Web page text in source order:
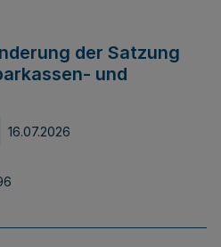
der Satzung
und
16.07.2026